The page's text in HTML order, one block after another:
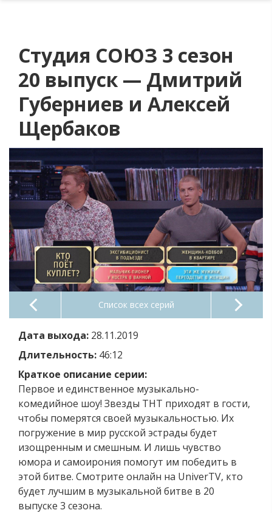
Студия СОЮЗ 3 сезон
20 выпуск — Дмитрий
Губерниев и Алексей
Щербаков
Список всех серий
Дата выхода: 28.11.2019
Длительность: 46:12
Краткое описание серии:
Первое и единственное музыкально-
комедийное шоу! Звезды ТНТ приходят в гости,
чтобы померятся своей музыкальностью. Их
погружение в мир русской эстрады будет
изощренным и смешным. И лишь чувство
юмора и самоирония помогут им победить в
этой битве. Смотрите онлайн на UniverTV, кто
будет лучшим в музыкальной битве в 20
выпуске 3 сезона.